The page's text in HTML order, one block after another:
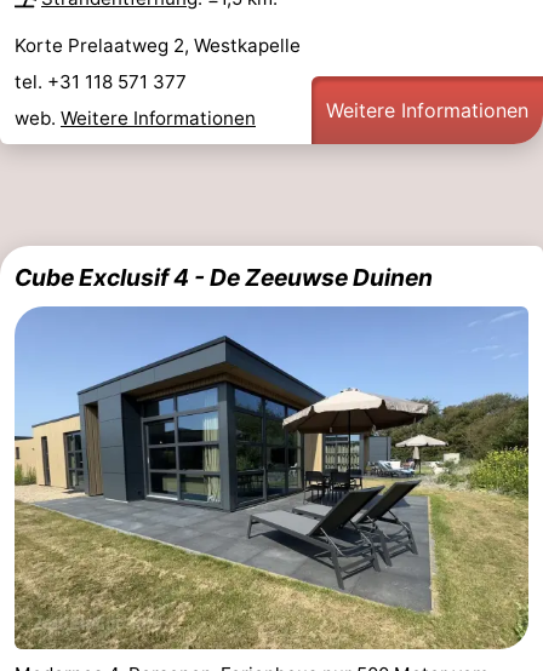
Korte Prelaatweg 2, Westkapelle
tel. +31 118 571 377
web. Weitere Informationen Weitere Informationen
Cube Exclusif 4 - De Zeeuwse Duinen